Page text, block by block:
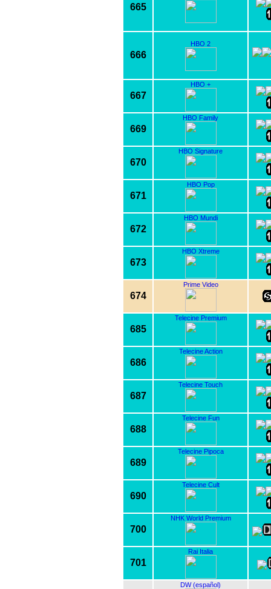
665
666
HBO 2
667
HBO +
669
HBO Family
670
HBO Signature
671
HBO Pop
672
HBO Mundi
673
HBO Xtreme
674
Prime Video
685
Telecine Premium
686
Telecine Action
687
Telecine Touch
688
Telecine Fun
689
Telecine Pipoca
690
Telecine Cult
700
NHK World Premium
701
Rai Italia
DW (español)